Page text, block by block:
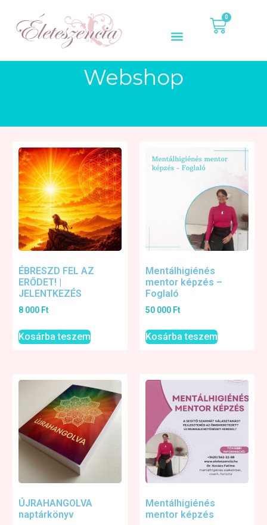
0
Webshop
ÉBRESZD FEL AZ
ERŐDET! |
JELENTKEZÉS
8 000 Ft
Kosárba teszem
Mentálhigiénés
mentor képzés –
Foglaló
50 000 Ft
Kosárba teszem
ÚJRAHANGOLVA
naptárkönyv
Mentálhigiénés
mentor képzés